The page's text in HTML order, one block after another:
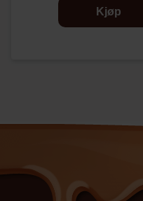
Kjøp